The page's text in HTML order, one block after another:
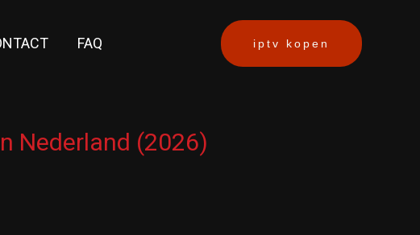
FAQ iptv kopen
Nederland (2026)